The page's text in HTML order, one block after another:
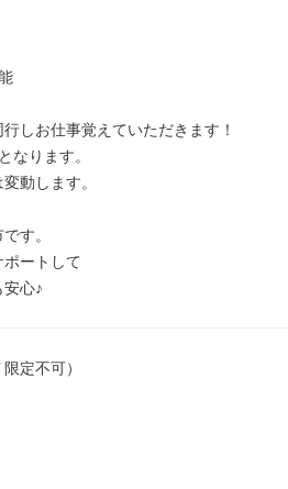
しお仕事覚えていただきます！
なります。
動します。
す。
ートして
心♪
定不可）